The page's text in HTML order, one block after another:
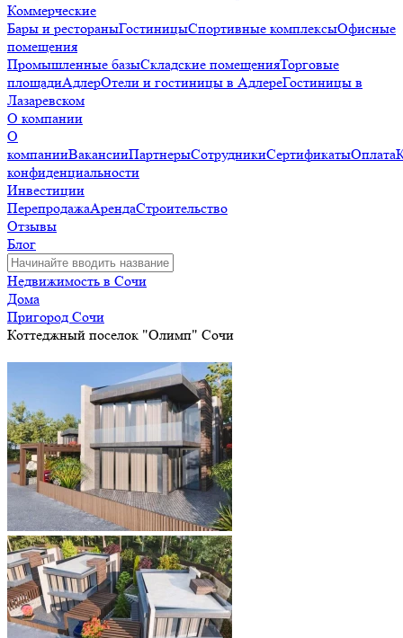
Коммерческие
Бары и рестораныГостиницыСпортивные комплексыОфисные
помещения
Промышленные базыСкладские помещенияТорговые
площадиАдлерОтели и гостиницы в АдлереГостиницы в
Лазаревском
О компании
О
компанииВакансииПартнерыСотрудникиСертификатыОплата
конфиденциальности
Инвестиции
ПерепродажаАрендаСтроительство
Отзывы
Блог
Недвижимость в Сочи
Дома
Пригород Сочи
Коттеджный поселок "Олимп" Сочи